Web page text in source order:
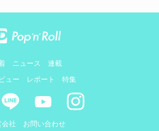
ニュース
連載
ュー
レポート 特集
社 お問い合わせ